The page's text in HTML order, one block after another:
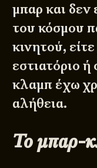
μπαρ και δεν
του κόσμου
κινητού,
εστιατόριο
κλαμπ έχω
αλήθεια.
Το μπαρ-